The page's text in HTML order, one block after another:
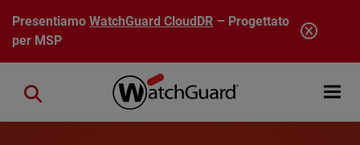
Salta al contenuto principale
PresentiamoWatchGuard CloudDR – Progettato
per MSP
Open
Close search